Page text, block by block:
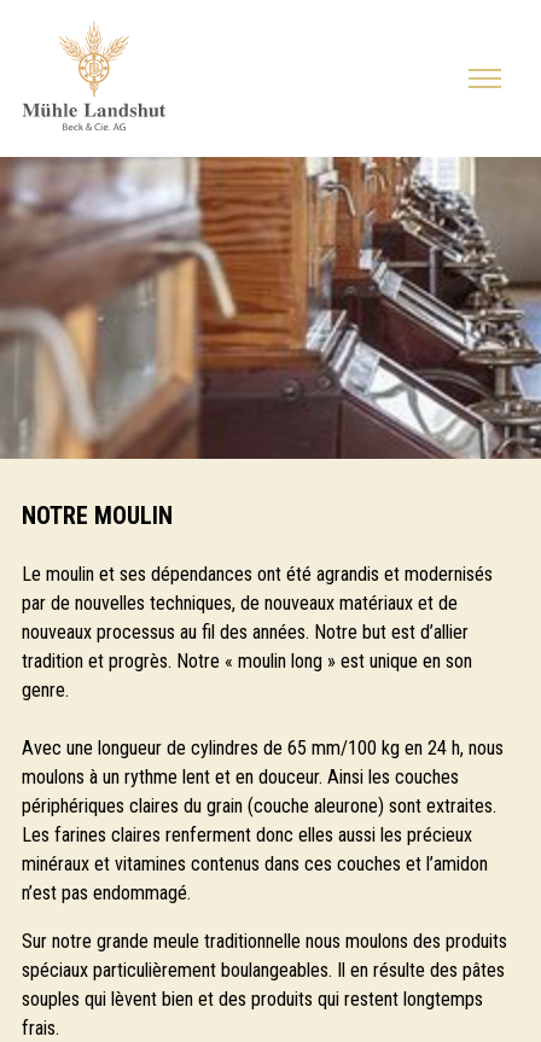
NOTRE MOULIN
Le moulin et ses dépendances ont été agrandis et modernisés
par de nouvelles techniques, de nouveaux matériaux et de
nouveaux processus au fil des années. Notre but est d’allier
tradition et progrès. Notre « moulin long » est unique en son
genre.
Avec une longueur de cylindres de 65 mm/100 kg en 24 h, nous
moulons à un rythme lent et en douceur. Ainsi les couches
périphériques claires du grain (couche aleurone) sont extraites.
Les farines claires renferment donc elles aussi les précieux
minéraux et vitamines contenus dans ces couches et l’amidon
n’est pas endommagé.
Sur notre grande meule traditionnelle nous moulons des produits
spéciaux particulièrement boulangeables. Il en résulte des pâtes
souples qui lèvent bien et des produits qui restent longtemps
frais.